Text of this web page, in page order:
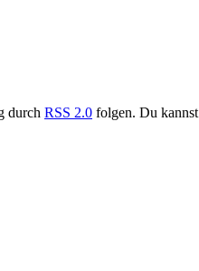
durch RSS 2.0 folgen. Du kannst